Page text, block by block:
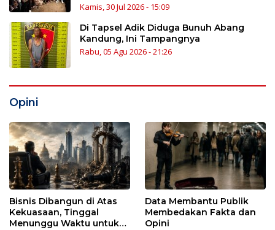
Kamis, 30 Jul 2026 - 15:09
Di Tapsel Adik Diduga Bunuh Abang
Kandung, Ini Tampangnya
Rabu, 05 Agu 2026 - 21:26
Opini
Bisnis Dibangun di Atas
Kekuasaan, Tinggal
Menunggu Waktu untuk
Data Membantu Publik
Membedakan Fakta dan
Opini